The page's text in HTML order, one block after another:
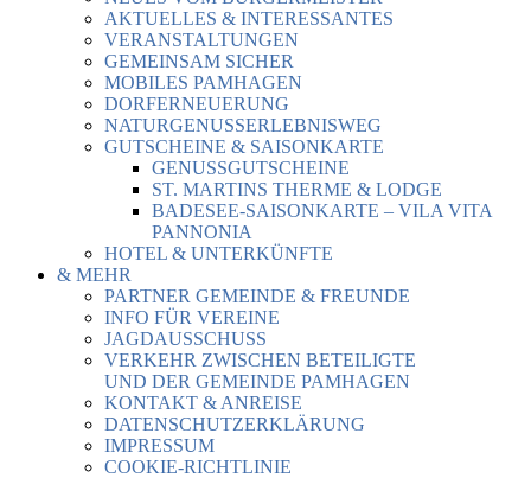
AKTUELLES & INTERESSANTES
VERANSTALTUNGEN
GEMEINSAM SICHER
MOBILES PAMHAGEN
DORFERNEUERUNG
NATURGENUSSERLEBNISWEG
GUTSCHEINE & SAISONKARTE
GENUSSGUTSCHEINE
ST. MARTINS THERME & LODGE
BADESEE-SAISONKARTE – VILA VITA
PANNONIA
HOTEL & UNTERKÜNFTE
& MEHR
PARTNER GEMEINDE & FREUNDE
INFO FÜR VEREINE
JAGDAUSSCHUSS
VERKEHR ZWISCHEN BETEILIGTE
UND DER GEMEINDE PAMHAGEN
KONTAKT & ANREISE
DATENSCHUTZERKLÄRUNG
IMPRESSUM
COOKIE-RICHTLINIE